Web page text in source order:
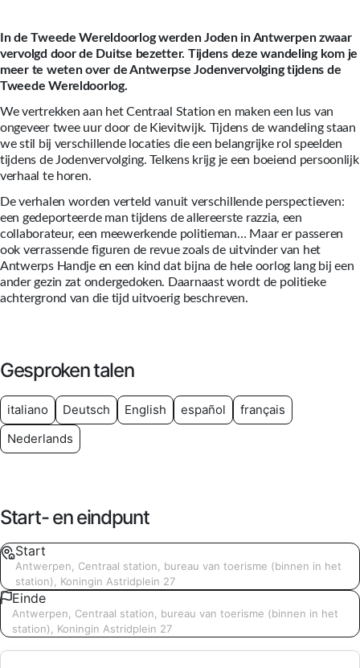
In de Tweede Wereldoorlog werden Joden in Antwerpen zwaar
vervolgd door de Duitse bezetter. Tijdens deze wandeling kom je
meer te weten over de Antwerpse Jodenvervolging tijdens de
Tweede Wereldoorlog.
We vertrekken aan het Centraal Station en maken een lus van
ongeveer twee uur door de Kievitwijk. Tijdens de wandeling staan
we stil bij verschillende locaties die een belangrijke rol speelden
tijdens de Jodenvervolging. Telkens krijg je een boeiend persoonlijk
verhaal te horen.
De verhalen worden verteld vanuit verschillende perspectieven:
een gedeporteerde man tijdens de allereerste razzia, een
collaborateur, een meewerkende politieman… Maar er passeren
ook verrassende figuren de revue zoals de uitvinder van het
Antwerps Handje en een kind dat bijna de hele oorlog lang bij een
ander gezin zat ondergedoken. Daarnaast wordt de politieke
achtergrond van die tijd uitvoerig beschreven.
Gesproken talen
italiano Deutsch English español
français
Nederlands
Start- en eindpunt
Start
Antwerpen, Centraal station, bureau van toerisme (binnen in het
station), Koningin Astridplein 27
Einde
Antwerpen, Centraal station, bureau van toerisme (binnen in het
station), Koningin Astridplein 27